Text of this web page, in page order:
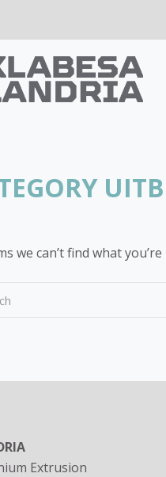
we can’t find what
Extrusion